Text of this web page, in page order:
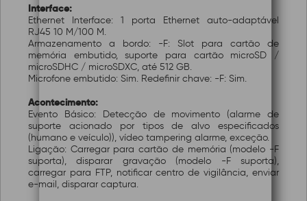
Interface:
Ethernet Interface: 1 porta Ethernet auto-adaptável
RJ45 10 M/100 M.
Armazenamento a bordo: -F: Slot para cartão de
memória embutido, suporte para cartão microSD /
microSDHC / microSDXC, até 512 GB.
Microfone embutido: Sim. Redefinir chave: -F: Sim.
Acontecimento:
Evento Básico: Detecção de movimento (alarme de
suporte acionado por tipos de alvo especificados
(humano e veículo)), vídeo tampering alarme, exceção.
Ligação: Carregar para cartão de memória (modelo -F
suporta), disparar gravação (modelo -F suporta),
carregar para FTP, notificar centro de vigilância, enviar
e-mail, disparar captura.